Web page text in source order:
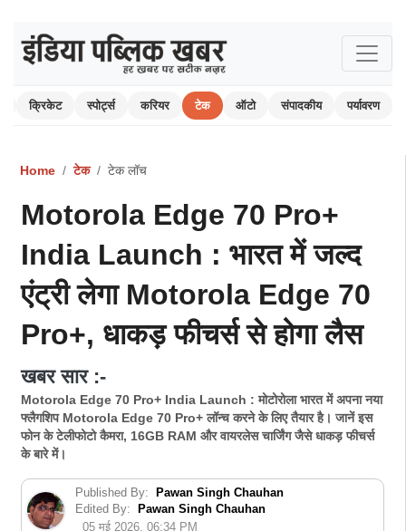
क्रिकेट स्पोर्ट्स करियर टेक ऑटो संपादकीय पर्यावरण
Home टेक टेक लॉच
Motorola Edge 70 Pro+
India Launch : भारत में जल्द
एंट्री लेगा Motorola Edge 70
Pro+, धाकड़ फीचर्स से होगा लैस
खबर सार :-
Motorola Edge 70 Pro+ India Launch : मोटोरोला भारत में अपना नया
फ्लैगशिप Motorola Edge 70 Pro+ लॉन्च करने के लिए तैयार है। जानें इस
फोन के टेलीफोटो कैमरा, 16GB RAM और वायरलेस चार्जिंग जैसे धाकड़ फीचर्स
के बारे में।
Published By:
Pawan Singh Chauhan
Edited By:
Pawan Singh Chauhan
05 मई 2026, 06:34 PM